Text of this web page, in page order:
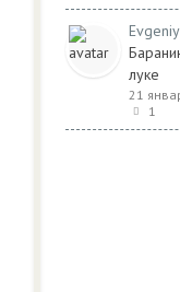
луке
21
1